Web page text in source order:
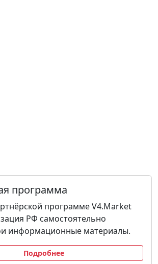
программа
программе V4.Market
РФ самостоятельно
информационные материалы.
Подробнее